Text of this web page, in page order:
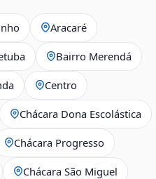
Aracaré
Bairro Merendá
Centro
Chácara Dona Escolástica
Chácara Progresso
Chácara São Miguel